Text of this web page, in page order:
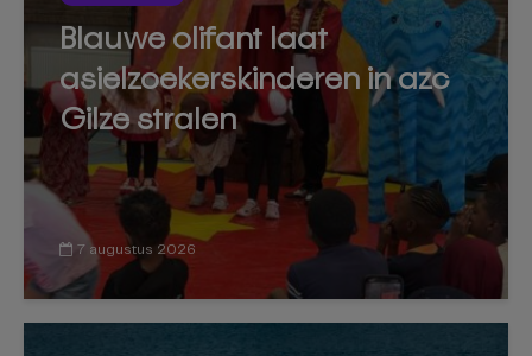
Blauwe olifant laat
asielzoekerskinderen in azc
Gilze stralen
7 augustus 2026